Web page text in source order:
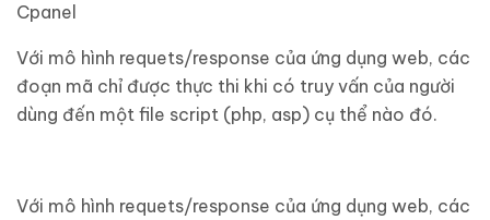
Cpanel
Với mô hình requets/response của ứng dụng web, các
đoạn mã chỉ được thực thi khi có truy vấn của người
dùng đến một file script (php, asp) cụ thể nào đó.
Với mô hình requets/response của ứng dụng web, các